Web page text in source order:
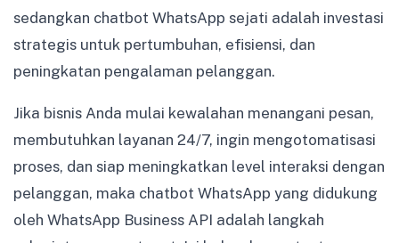
sedangkan chatbot WhatsApp sejati adalah investasi
strategis untuk pertumbuhan, efisiensi, dan
peningkatan pengalaman pelanggan.
Jika bisnis Anda mulai kewalahan menangani pesan,
membutuhkan layanan 24/7, ingin mengotomatisasi
proses, dan siap meningkatkan level interaksi dengan
pelanggan, maka chatbot WhatsApp yang didukung
oleh WhatsApp Business API adalah langkah